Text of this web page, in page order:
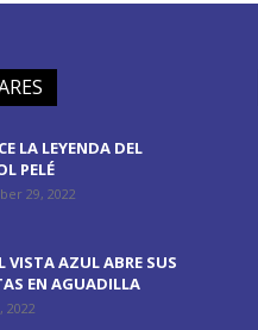
LA LEYENDA DEL
PELÉ
29, 2022
VISTA AZUL ABRE SUS
EN AGUADILLA
2022